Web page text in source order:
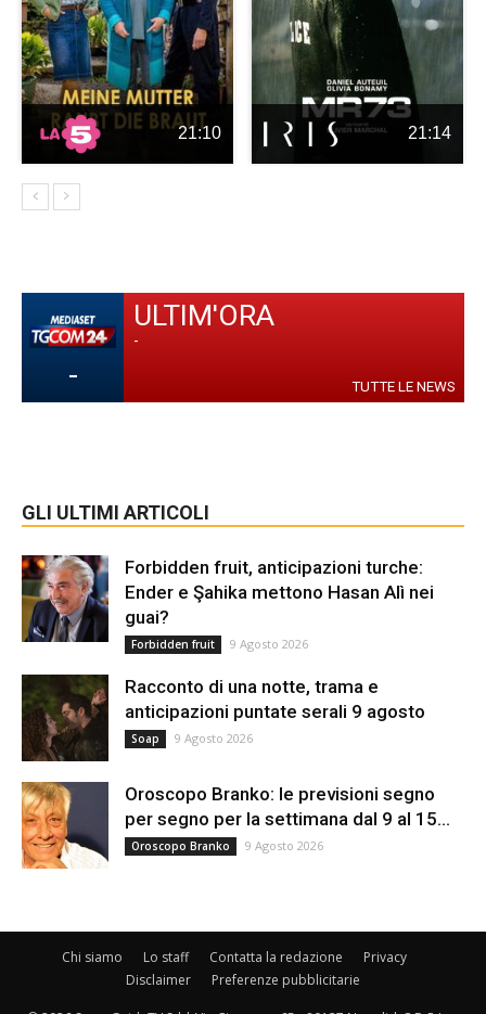
21:10 21:14
-
ULTIM'ORA
-
TUTTE LE NEWS
GLI ULTIMI ARTICOLI
Forbidden fruit, anticipazioni turche:
Ender e Şahika mettono Hasan Alì nei
guai?
Forbidden fruit 9 Agosto 2026
Racconto di una notte, trama e
anticipazioni puntate serali 9 agosto
Soap 9 Agosto 2026
Oroscopo Branko: le previsioni segno
per segno per la settimana dal 9 al 15...
Oroscopo Branko 9 Agosto 2026
Chi siamo Lo staff Contatta la redazione
Privacy
Disclaimer
Preferenze pubblicitarie